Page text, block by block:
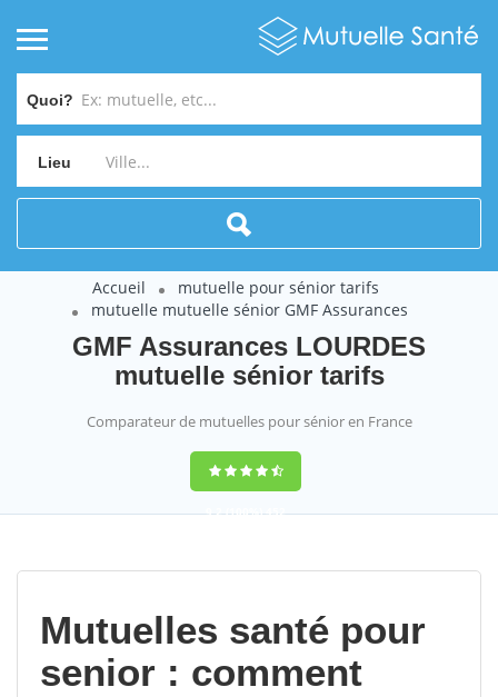
Quoi?
Lieu
Accueil
mutuelle pour sénior tarifs
mutuelle mutuelle sénior GMF Assurances
GMF Assurances LOURDES
mutuelle sénior tarifs
Comparateur de mutuelles pour sénior en France
9,2(100%)452
Mutuelles santé pour
senior : comment